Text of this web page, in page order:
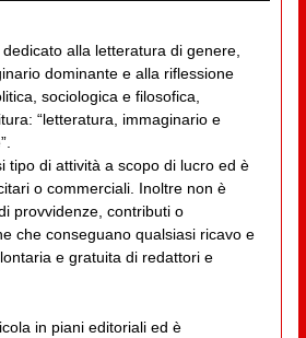
alla letteratura di genere,
dominante e alla riflessione
sociologica e filosofica,
“letteratura, immaginario e
tipo di attività a scopo di lucro ed è
o commerciali. Inoltre non è
provvidenze, contributi o
che conseguano qualsiasi ricavo e
e gratuita di redattori e
in piani editoriali ed è